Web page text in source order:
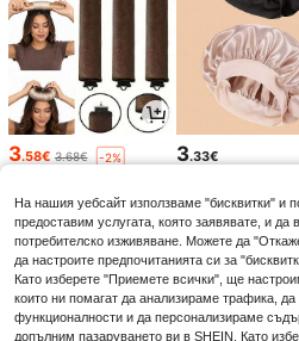
3.58€ 3.68€ -2% 3.33€
На нашия уебсайт използваме "бисквитки" и
предоставим услугата, която заявявате, и
потребителско изживяване. Можете да
да настроите предпочитанията си за
Като изберете "Приемете всички", ще
които ни помагат да анализираме трафика,
функционалности и да персонализираме
допълним пазаруването ви в SHEIN. Като